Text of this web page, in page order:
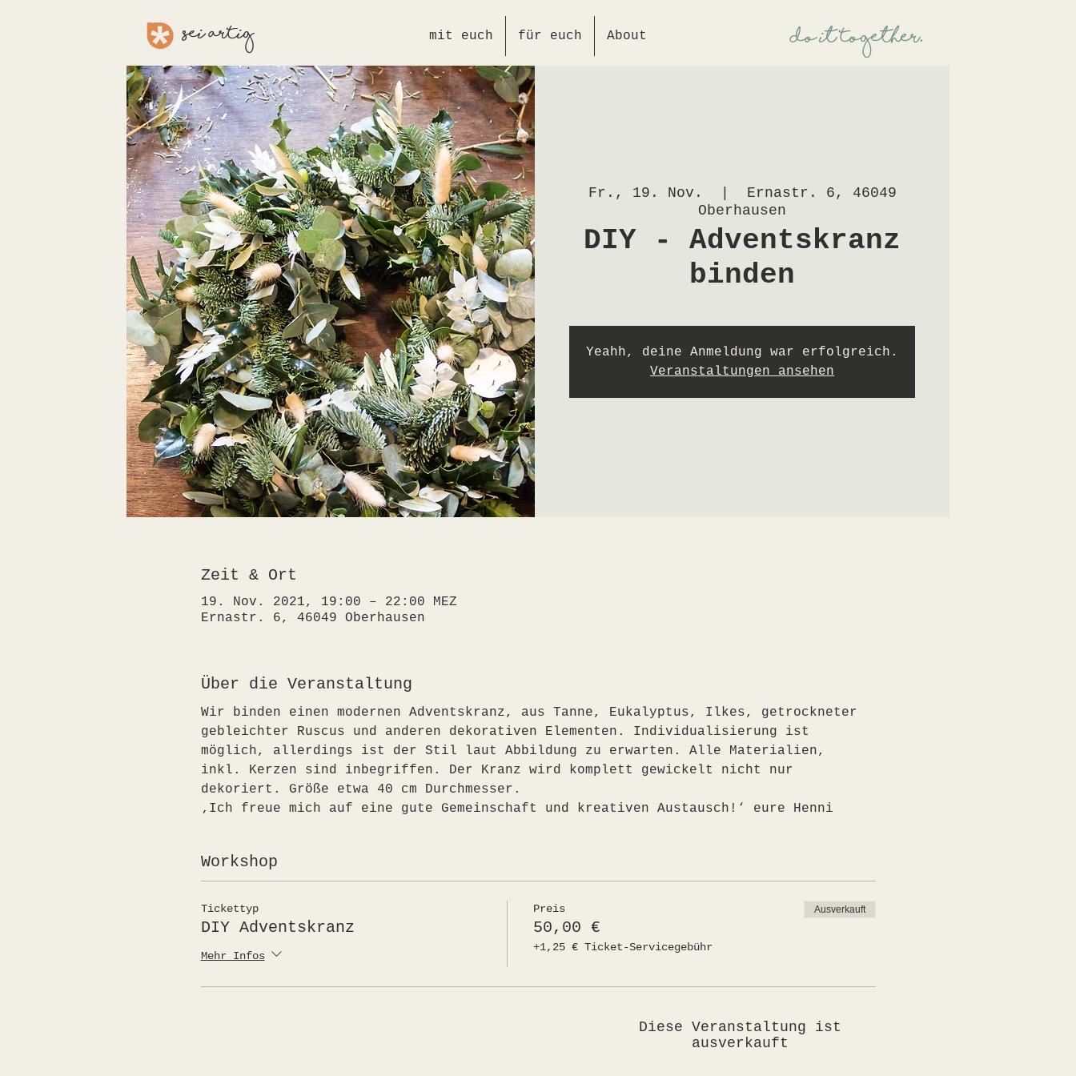
mit euch für euch About Üdo it TogetheR.
sei aRTig
Fr., 19. Nov.
Ernastr. 6, 46049
Oberhausen
DIY - Adventskranz
binden
Yeahh, deine Anmeldung war erfolgreich.
Veranstaltungen ansehen
Zeit & Ort
19. Nov. 2021, 19:00 – 22:00 MEZ
Ernastr. 6, 46049 Oberhausen
Über die Veranstaltung
Wir binden einen modernen Adventskranz, aus Tanne, Eukalyptus, Ilkes, getrockneter
gebleichter Ruscus und anderen dekorativen Elementen. Individualisierung ist
möglich, allerdings ist der Stil laut Abbildung zu erwarten. Alle Materialien,
inkl. Kerzen sind inbegriffen. Der Kranz wird komplett gewickelt nicht nur
dekoriert. Größe etwa 40 cm Durchmesser.
‚Ich freue mich auf eine gute Gemeinschaft und kreativen Austausch!‘ eure Henni
Workshop
Tickettyp
DIY Adventskranz
Mehr Infos
Preis
50,00 €
+1,25 € Ticket-Servicegebühr
Ausverkauft
Diese Veranstaltung ist
ausverkauft